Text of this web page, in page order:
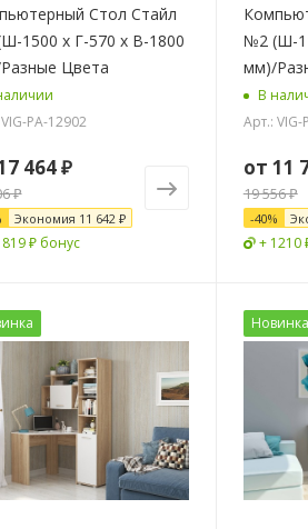
Стол Стайл
1500 x Г-570 x В-1800
Цвета
PA-12902
464 ₽
₽
Экономия 11 642 ₽
₽ бонус
№2 (Ш-
мм)/
В
Арт.: VIG-
от 11
19 556 ₽
-40%
+ 1210
Новинка